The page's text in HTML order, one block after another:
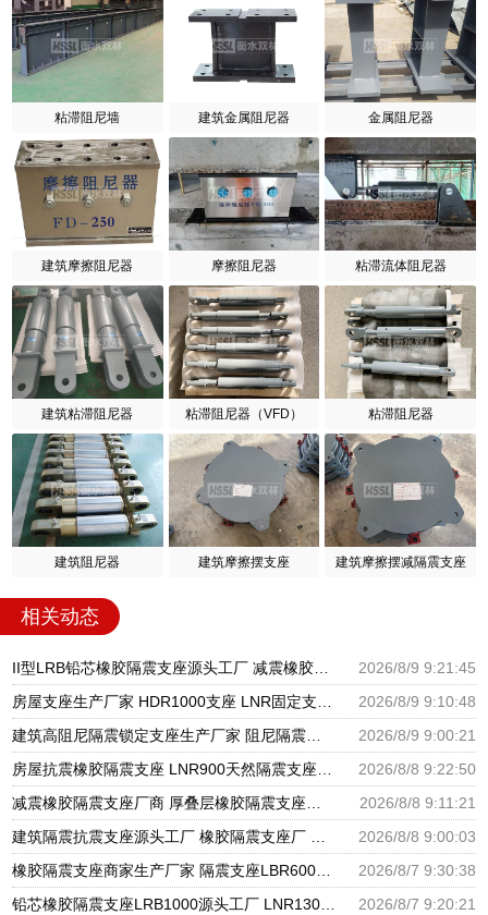
粘滞阻尼墙 建筑金属阻尼器 金属阻尼器
建筑摩擦阻尼器 摩擦阻尼器 粘滞流体阻尼器
建筑粘滞阻尼器 粘滞阻尼器（VFD） 粘滞阻尼器
建筑阻尼器 建筑摩擦摆支座 建筑摩擦摆减隔震支座
相关动态
2026/8/9 9:21:45
2026/8/9 9:10:48
2026/8/9 9:00:21
2026/8/8 9:22:50
2026/8/8 9:11:21
2026/8/8 9:00:03
2026/8/7 9:30:38
2026/8/7 9:20:21